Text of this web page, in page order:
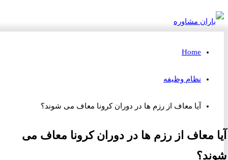
Home
نظام وظیفه
آیا معاف از رزم ها در دوران کرونا معاف می شوند؟
معاف از رزم ها در دوران کرونا معاف می